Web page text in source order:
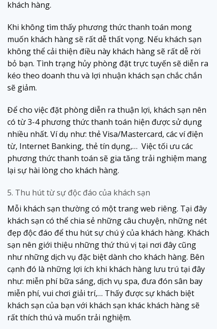
khách hàng.
Khi không tìm thấy phương thức thanh toán mong
muốn khách hàng sẽ rất dễ thất vọng. Nếu khách sạn
không thể cải thiện điều này khách hàng sẽ rất dễ rời
bỏ bạn. Tình trạng hủy phòng đặt trực tuyến sẽ diễn ra
kéo theo doanh thu và lợi nhuận khách sạn chắc chắn
sẽ giảm.
Để cho việc đặt phòng diễn ra thuận lợi, khách sạn nên
có từ 3-4 phương thức thanh toán hiện được sử dụng
nhiều nhất. Ví dụ như: thẻ Visa/Mastercard, các ví điện
từ, Internet Banking, thẻ tín dụng,… Việc tối ưu các
phương thức thanh toán sẽ gia tăng trải nghiệm mang
lại sự hài lòng cho khách hàng.
5. Thu hút từ sự độc đáo của khách sạn
Mỗi khách sạn thường có một trang web riêng. Tại đây
khách sạn có thể chia sẻ những câu chuyện, những nét
đẹp độc đáo để thu hút sự chú ý của khách hàng. Khách
sạn nên giới thiệu những thứ thú vị tại nơi đây cũng
như những dịch vụ đặc biệt dành cho khách hàng. Bên
cạnh đó là những lợi ích khi khách hàng lưu trú tại đây
như: miễn phí bữa sáng, dịch vụ spa, đưa đón sân bay
miễn phí, vui chơi giải trí,… Thấy được sự khách biệt
khách sạn của bạn với khách sạn khác khách hàng sẽ
rất thích thú và muốn trải nghiệm.